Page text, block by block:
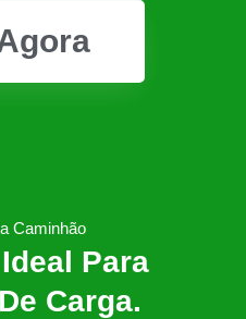
Caminhão
Para
Carga.